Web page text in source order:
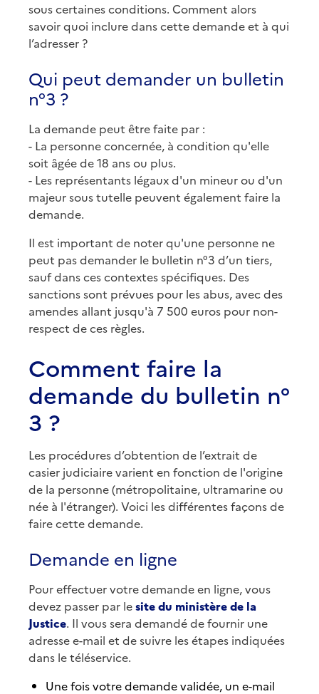
sous certaines conditions. Comment alors
savoir quoi inclure dans cette demande et à qui
l’adresser ?
Qui peut demander un bulletin
n°3 ?
La demande peut être faite par :
- La personne concernée, à condition qu'elle
soit âgée de 18 ans ou plus.
- Les représentants légaux d'un mineur ou d'un
majeur sous tutelle peuvent également faire la
demande.
Il est important de noter qu'une personne ne
peut pas demander le bulletin n°3 d’un tiers,
sauf dans ces contextes spécifiques. Des
sanctions sont prévues pour les abus, avec des
amendes allant jusqu'à 7 500 euros pour non-
respect de ces règles.
Comment faire la
demande du bulletin n°
3 ?
Les procédures d’obtention de l’extrait de
casier judiciaire varient en fonction de l'origine
de la personne (métropolitaine, ultramarine ou
née à l'étranger). Voici les différentes façons de
faire cette demande.
Demande en ligne
Pour effectuer votre demande en ligne, vous
devez passer par lesite du ministère de la
Justice. Il vous sera demandé de fournir une
adresse e-mail et de suivre les étapes indiquées
dans le téléservice.
Une fois votre demande validée, un e-mail